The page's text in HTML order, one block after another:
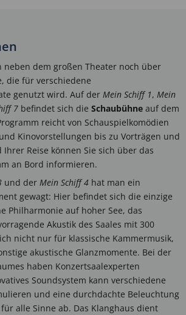
neben dem großen Theater noch über
die für verschiedene
genutzt wird. Auf der Mein Schiff 1, Mein
7 befindet sich die Schaubühne auf dem
reicht von Schauspielkomödien
Kinovorstellungen bis zu Vorträgen und
Ihrer Reise können Sie sich über das
an Bord informieren.
und der Mein Schiff 4 hat man ein
gewagt: Hier befindet sich die einzige
Philharmonie auf hoher See, das
Akustik des Saales mit 300
nicht nur für klassische Kammermusik,
akustische Glanzmomente. Bei der
haben Konzertsaalexperten
Soundsystem kann verschiedene
und eine durchdachte Beleuchtung
alle Sinne ab. Das Klanghaus dient